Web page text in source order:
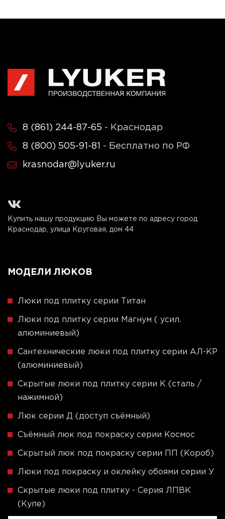
8 (861) 244-87-65 - Краснодар
8 (800) 505-91-81 - Бесплатно по РФ
krasnodar@lyuker.ru
Купить нашу продукцию Вы можете по адресу город
Краснодар, улица Круговая, дом 44
МОДЕЛИ ЛЮКОВ
Люки под плитку серии Титан
Люки под плитку серии Магнум ( усил.
алюминиевый)
Сантехнические люки под плитку серии АЛ-КР
(алюминиевый)
Скрытые люки под плитку серии K (сталь /
нажимной)
Люк серии Д (доступ съёмный)
Съёмный люк под покраску серии Космос
Скрытый люк под покраску серии ПП (Короб)
Люки под покраску и оклейку обоями серии У
Скрытые люки под плитку - Серия ЛПВК
(Купе)